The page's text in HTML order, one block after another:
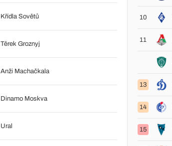
Křídla Sovětů
Těrek Groznyj
Anži Machačkala
Dinamo Moskva
Ural
10
11
13
14
15